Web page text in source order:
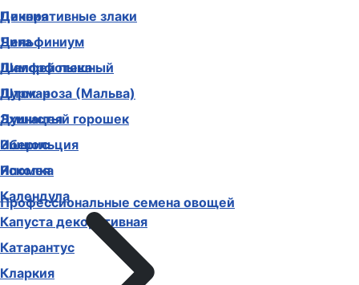
Декоративные злаки
Дельфиниум
Диморфотека
Дурман
Душистый горошек
Иберис
Ипомея
Календула
Капуста декоративная
Катарантус
Кларкия
Цинния
Чина
Шалфей пышный
Шток-роза (Мальва)
Эхинацея
Эшшольция
Ясколка
Профессиональные семена овощей